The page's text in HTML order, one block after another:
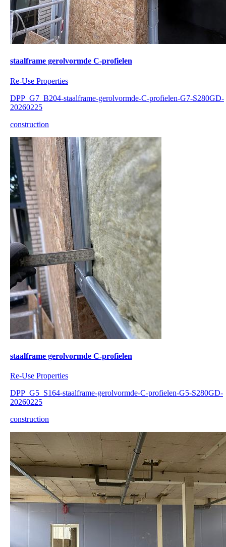
staalframe gerolvormde C-profielen
Re-Use Properties
DPP_G7_B204-staalframe-gerolvormde-C-profielen-G7-S280GD-
20260225
construction
staalframe gerolvormde C-profielen
Re-Use Properties
DPP_G5_S164-staalframe-gerolvormde-C-profielen-G5-S280GD-
20260225
construction